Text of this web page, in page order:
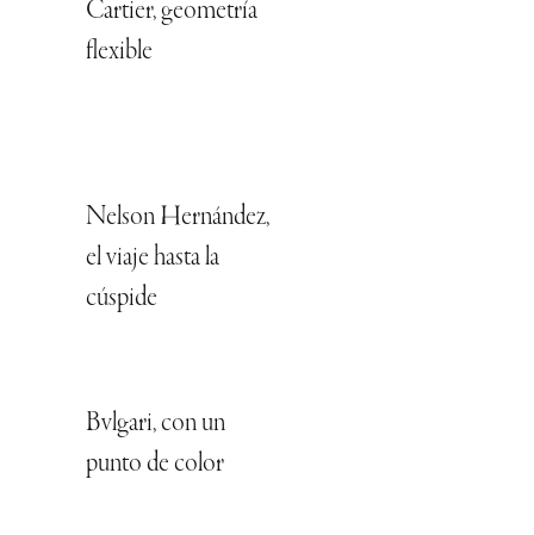
Cartier, geometría
flexible
Nelson Hernández,
el viaje hasta la
cúspide
Bvlgari, con un
punto de color